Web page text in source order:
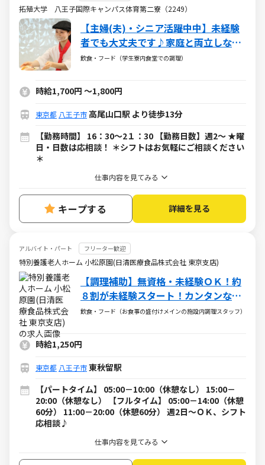
拓殖大学 八王子国際キャンパス体育第二寮（2249）
【主婦(夫)・シニア活躍中中】未経験
者でも大丈夫です♪家庭と両立しなが
ら無理なく働けます◎
飲食・フード（学生寮内食堂での調理）
時給1,700円 ～1,800円
東京都 八王子市 高尾山口駅 より徒歩13分
【勤務時間】 16：30～2１：30 【勤務日数】週2～ ★曜
日・日数は応相談！ ＊シフトはお気軽にご相談ください
＊
仕事内容を見てみる
キープする 詳細を見る
アルバイト・パート フリーター歓迎
特別養護老人ホーム 小松原園(日清医療食品株式会社 東京支店)
【調理補助】無資格・未経験ＯＫ！約
８割が未経験スタート！カンタンな盛
付・配下膳・洗浄など
飲食・フード（お食事の盛付けメインの施設内調理スタッフ）
時給1,250円
東京都 八王子市東秋留駅
【パートタイム】 05:00－10:00（休憩なし） 15:00－
20:00（休憩なし） 【フルタイム】 05:00－14:00（休憩
60分） 11:00－20:00（休憩60分） 週2日～ＯＫ、シフト
応相談♪
仕事内容を見てみる